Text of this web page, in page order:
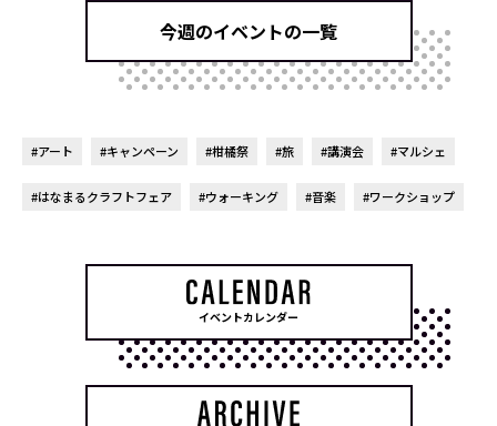
今週のイベントの一覧
#アート #キャンペーン #柑橘祭 #旅 #講演会 #マルシェ
#はなまるクラフトフェア #ウォーキング #音楽 #ワークショップ
イベントカレンダー